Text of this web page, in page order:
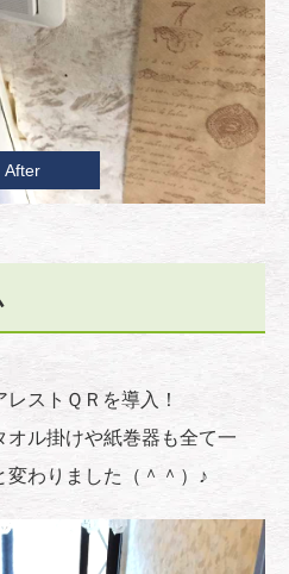
After
ストＱＲを導入！
ル掛けや紙巻器も全て一
わりました（＾＾）♪